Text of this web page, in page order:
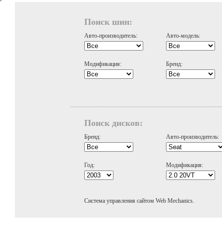
Поиск шин:
Авто-производитель: Авто-модель:
Модификация: Бренд:
Поиск дисков:
Бренд: Авто-производитель:
Год: Модификация:
Система управления сайтом Web Mechanics.